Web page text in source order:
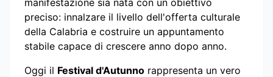
preciso: innalzare il livello dell'offerta culturale
della Calabria e costruire un appuntamento
stabile capace di crescere anno dopo anno.
Oggi il Festival d'Autunno rappresenta un vero